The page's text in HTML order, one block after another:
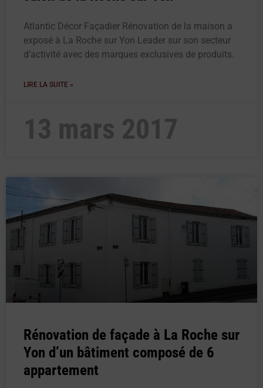
Atlantic Décor Façadier Rénovation de la maison a
exposé à La Roche sur Yon Leader sur son secteur
d’activité avec des marques exclusives de produits.
LIRE LA SUITE »
13 mars 2017
Rénovation de façade à La Roche sur
Yon d’un bâtiment composé de 6
appartement